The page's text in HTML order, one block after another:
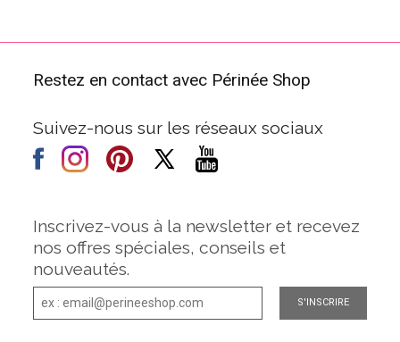
Restez en contact avec Périnée Shop
Suivez-nous sur les réseaux sociaux
Inscrivez-vous à la newsletter et recevez
nos offres spéciales, conseils et
nouveautés.
S'INSCRIRE